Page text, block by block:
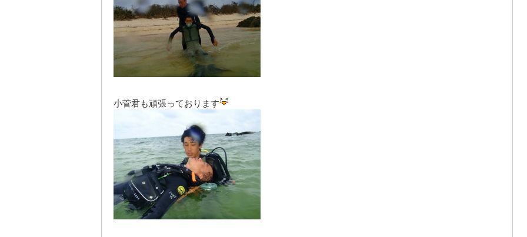
小菅君も頑張っております